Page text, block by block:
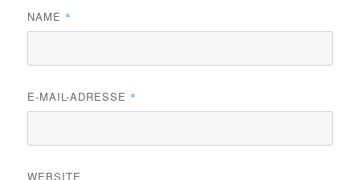
NAME *
E-MAIL-ADRESSE *
WEBSITE